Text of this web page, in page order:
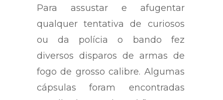
Para assustar e afugentar
qualquer tentativa de curiosos
ou da polícia o bando fez
diversos disparos de armas de
fogo de grosso calibre. Algumas